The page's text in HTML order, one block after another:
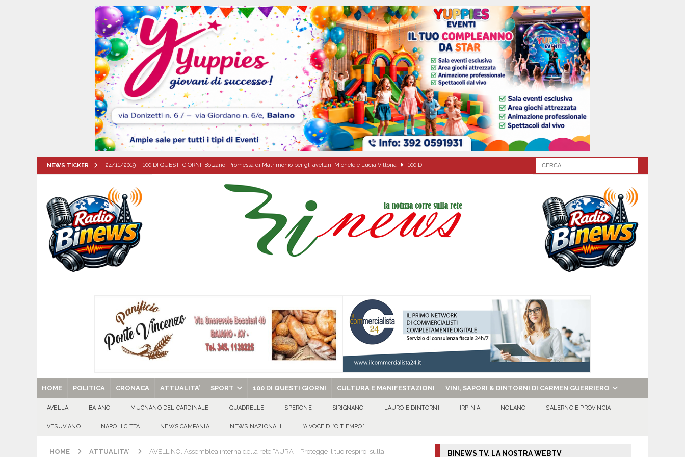
NEWS TICKER [ 24/11/2019 ] 100 DI QUESTI GIORNI. Bolzano, Promessa di Matrimonio per gli avellani Michele e Lucia Vittoria 100 DI
[ 09/08/2026 ] Flumeri, ieri 8 agosto ’26 l’alzata del nuovo “Giglio“ di grano. ALTA IRPINIA
[ 09/08/2026 ] MUGNANO DEL CARDINALE. Chi era Carmine Colucci, il 60enne morto tragicamente nel giorno della festa di
Santa Filomena
[ 09/08/2026 ] Baiano, smarrito un Chihuahua: l’appello per ritrovarlo ATTUALITA'
[ 09/08/2026 ]
[ 09/08/2026 ] Mugnano del Cardinale, tragedia nel giorno di Santa Filomena: muore il 60enne Carmine Colucci
ATTUALITA'
[ 29/08/2025 ] SANT’Oggi. Venerdì 29 agosto la chiesa celebra il Martirio di san Giovanni Battista e santa Sabina EVIDENZA
HOME POLITICA CRONACA ATTUALITA’ SPORT 100 DI QUESTI GIORNI CULTURA E MANIFESTAZIONI VINI, SAPORI & DINTORNI DI CARMEN GUERRIERO
AVELLA BAIANO MUGNANO DEL CARDINALE QUADRELLE SPERONE SIRIGNANO LAURO E DINTORNI IRPINIA NOLANO SALERNO E PROVINCIA
VESUVIANO NAPOLI CITTÀ NEWS CAMPANIA NEWS NAZIONALI “A VOCE D’ ‘O TIEMPO”
HOME ATTUALITA' AVELLINO. Assemblea interna della rete “AURA – Protegge il tuo respiro, sulla BINEWS TV. LA NOSTRA WEBTV